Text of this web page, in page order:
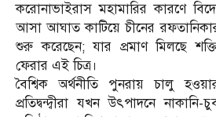
করোনাভাইরাস মহামারির কারণে
আসা আঘাত কাটিয়ে চীনের
শুরু করেছেন; যার প্রমাণ মিলছে
ফেরার এই চিত্র।
বৈশ্বিক অর্থনীতি পুনরায় চালু
প্রতিদ্বন্দ্বীরা যখন উৎপাদনে